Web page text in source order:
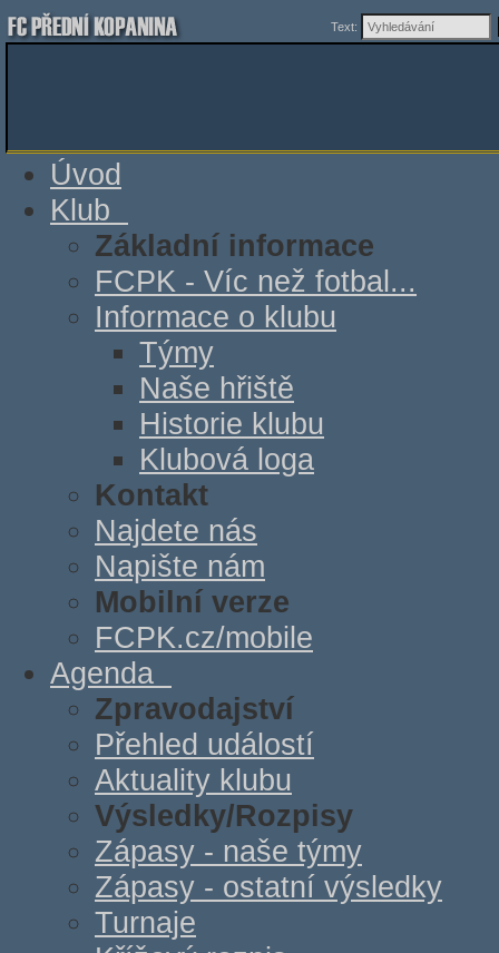
Text:
Úvod
Klub
Základní informace
FCPK - Víc než fotbal...
Informace o klubu
Týmy
Naše hřiště
Historie klubu
Klubová loga
Kontakt
Najdete nás
Napište nám
Mobilní verze
FCPK.cz/mobile
Agenda
Zpravodajství
Přehled událostí
Aktuality klubu
Výsledky/Rozpisy
Zápasy - naše týmy
Zápasy - ostatní výsledky
Turnaje